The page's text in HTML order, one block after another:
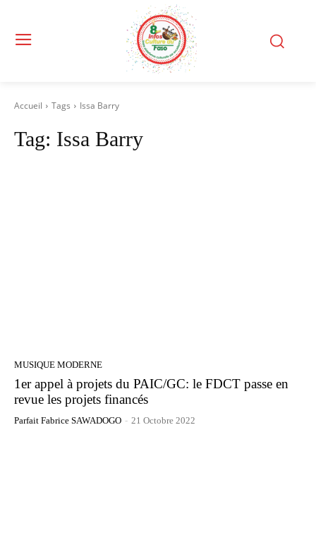
Accueil Tags Issa Barry
Tag: Issa Barry
MUSIQUE MODERNE
1er appel à projets du PAIC/GC: le FDCT passe en
revue les projets financés
Parfait Fabrice SAWADOGO - 21 Octobre 2022